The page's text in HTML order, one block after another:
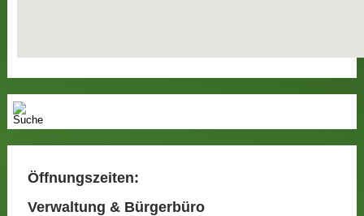
Öffnungszeiten:
Verwaltung & Bürgerbüro